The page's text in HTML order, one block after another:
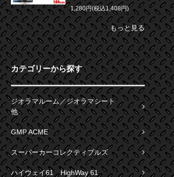
1,280円(税込1,408円)
もっと見る
カテゴリーから探す
ジオラマルーム／ジオラマシート
他
GMP ACME
スーパーカーコレクティブルズ
ハイウェイ61 HighWay 61